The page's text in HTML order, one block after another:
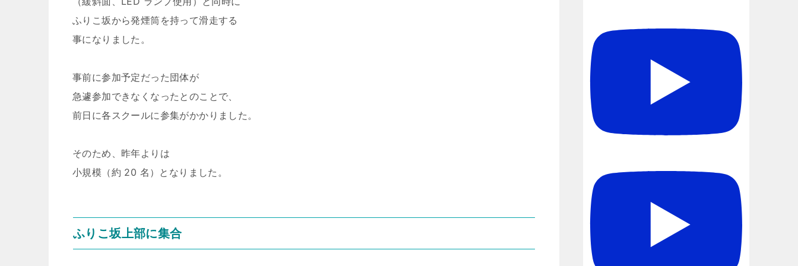
ふりこ坂から発煙筒を持って滑走する
事になりました。
事前に参加予定だった団体が
急遽参加できなくなったとのことで、
前日に各スクールに参集がかかりました。
そのため、昨年よりは
小規模（約 20 名）となりました。
ふりこ坂上部に集合